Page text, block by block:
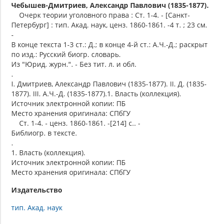
Чебышев-Дмитриев, Александр Павлович (1835-1877).
Очерк теории уголовного права : Ст. 1-4. - [Санкт-
Петербург] : тип. Акад. наук, ценз. 1860-1861. -4 т. ; 23 см.
-
В конце текста 1-3 ст.: Д.; в конце 4-й ст.: А.Ч.-Д.; раскрыт
по изд.: Русский биогр. словарь.
Из "Юрид. журн.". - Без тит. л. и обл.
.
I. Дмитриев, Александр Павлович (1835-1877). II. Д. (1835-
1877). III. А.Ч.-Д. (1835-1877).1. Власть (коллекция).
Источник электронной копии: ПБ
Место хранения оригинала: СПбГУ
Ст. 1-4. - ценз. 1860-1861. -[214] с.. -
Библиогр. в тексте.
.
1. Власть (коллекция).
Источник электронной копии: ПБ
Место хранения оригинала: СПбГУ
Издательство
тип. Акад. наук